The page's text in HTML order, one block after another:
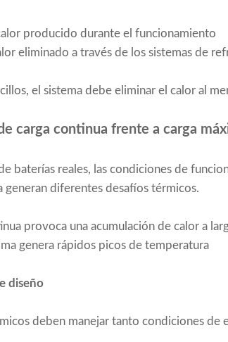
producido durante el funcionamiento
eliminado a través de los sistemas de
el sistema debe eliminar el calor al
carga continua frente a carga
baterías reales, las condiciones de
generan diferentes desafíos térmicos.
provoca una acumulación de calor a
genera rápidos picos de temperatura
diseño
deben manejar tanto condiciones